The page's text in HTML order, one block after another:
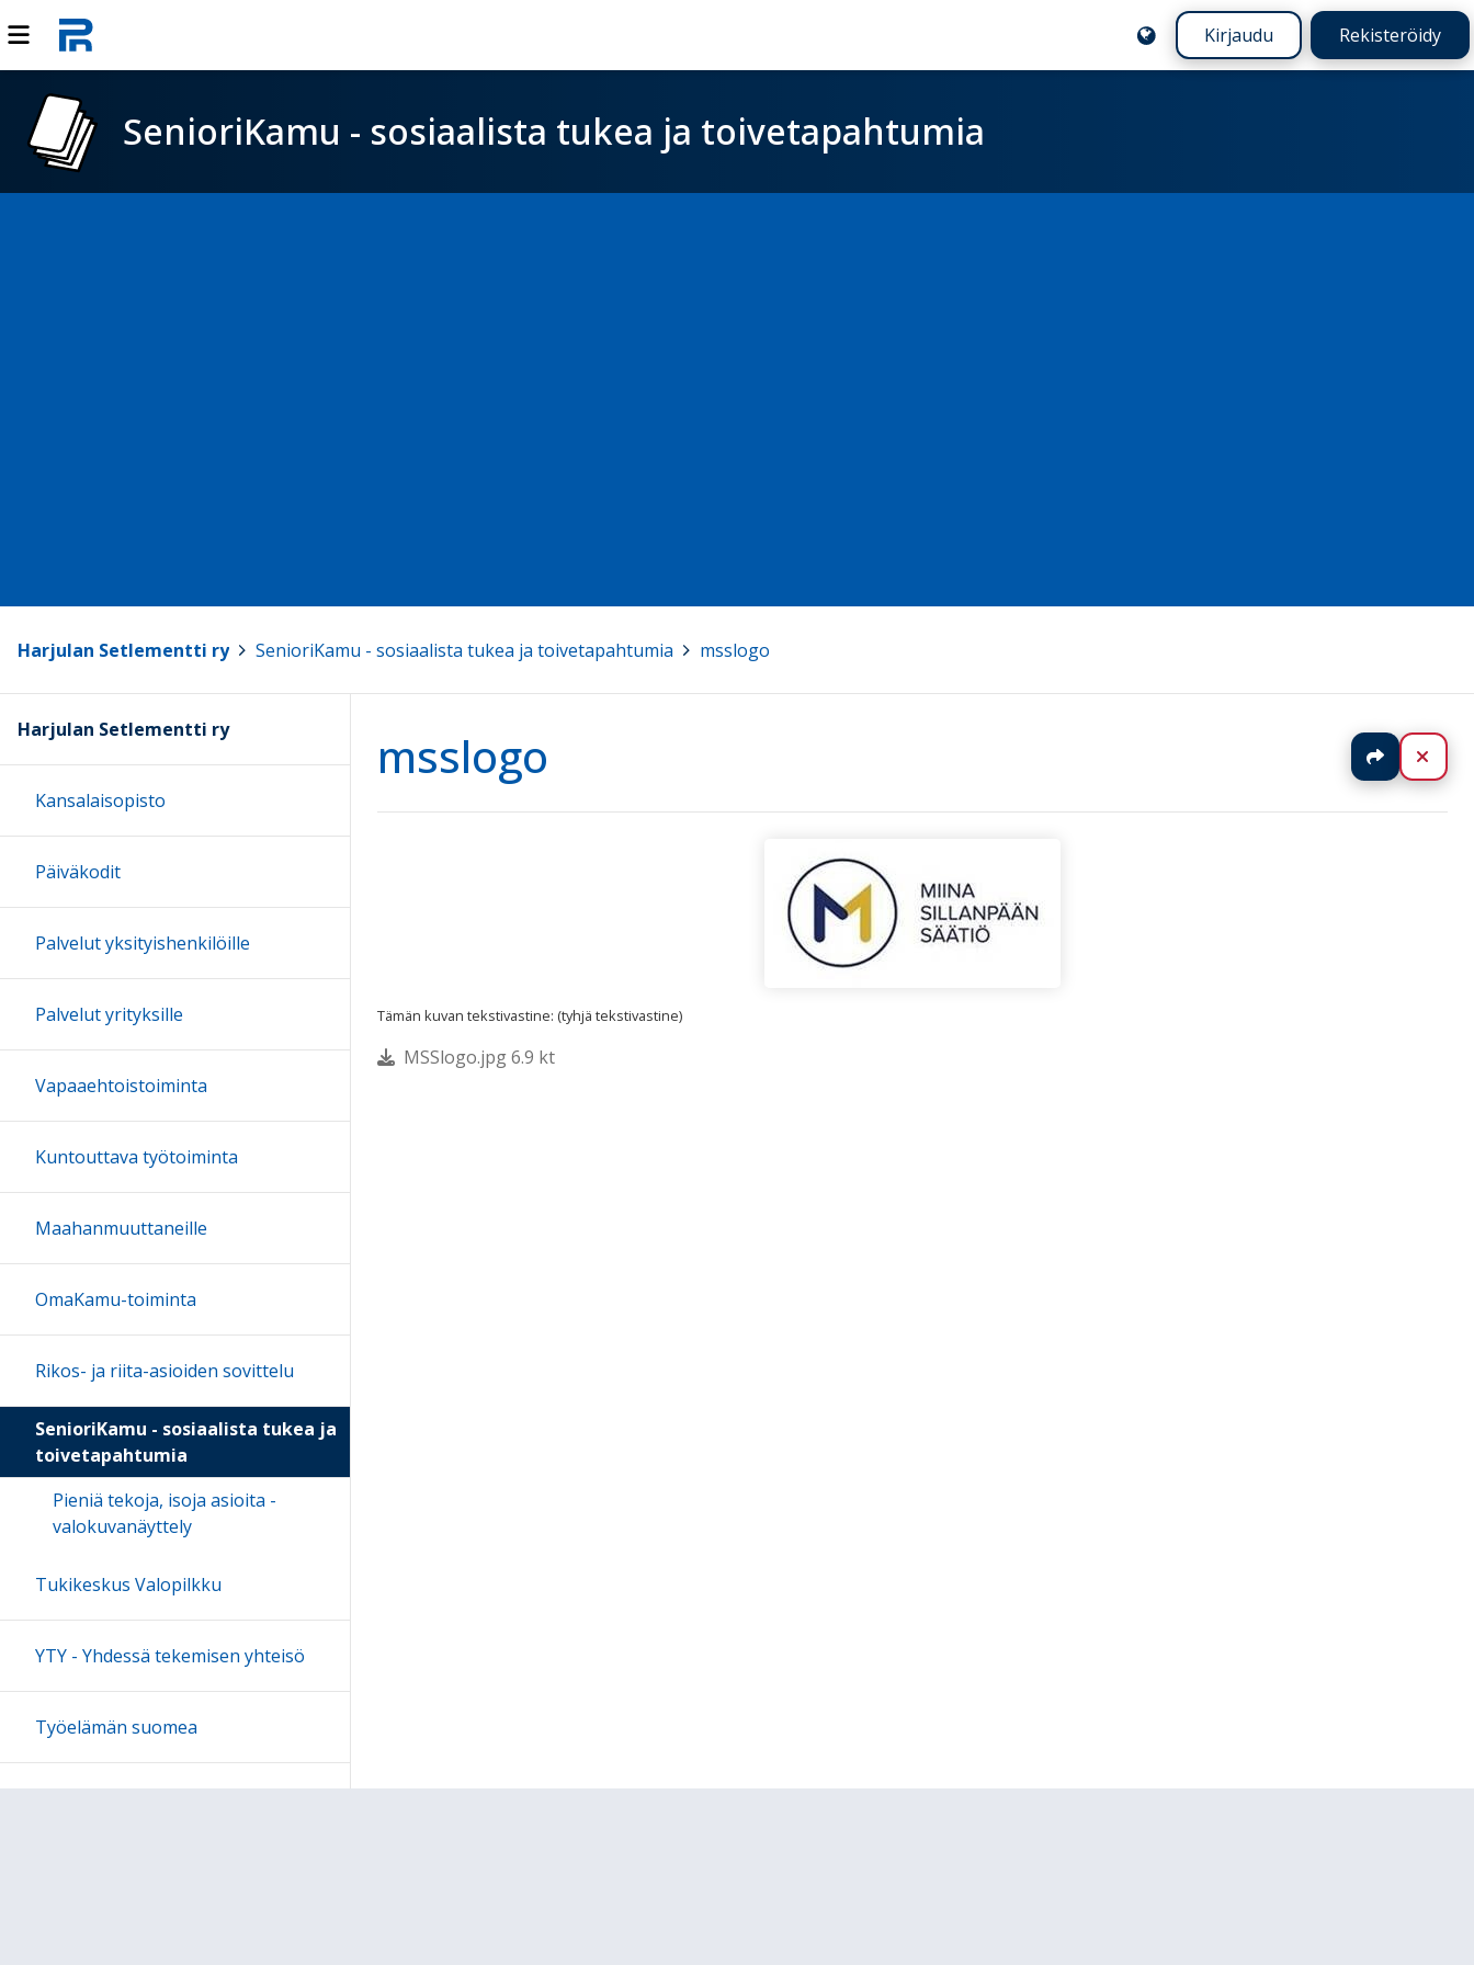
Kirjaudu Rekisteröidy
SenioriKamu - sosiaalista tukea ja toivetapahtumia
Harjulan Setlementti ry SenioriKamu - sosiaalista tukea ja toivetapahtumia msslogo
msslogo Jaa
Tämän kuvan tekstivastine: (tyhjä tekstivastine)
MSSlogo.jpg 6.9 kt
Harjulan Setlementti ry
Kansalaisopisto
Päiväkodit
Palvelut yksityishenkilöille
Palvelut yrityksille
Vapaaehtoistoiminta
Kuntouttava työtoiminta
Maahanmuuttaneille
OmaKamu-toiminta
Rikos- ja riita-asioiden sovittelu
SenioriKamu - sosiaalista tukea ja
toivetapahtumia
Pieniä tekoja, isoja asioita -
valokuvanäyttely
Tukikeskus Valopilkku
YTY - Yhdessä tekemisen yhteisö
Työelämän suomea